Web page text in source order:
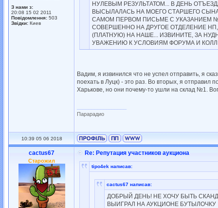
З нами з:
20:08 15 02 2011
Повідомлення: 503
Звідки: Киев
НУЛЕВЫМ РЕЗУЛЬТАТОМ... В ДЕНЬ
ВЫСЫЛАЛАСЬ НА МОЕГО СТАРШЕГО
САМОМ ПЕРВОМ ПИСЬМЕ С УКАЗАНИЕМ
СОВЕРШЕННО НА ДРУГОЕ ОТДЕЛЕНИЕ
(ПЛАТНУЮ) НА НАШЕ... ИЗВИНИТЕ, ЗА
УВАЖЕНИЮ К УСЛОВИЯМ ФОРУМА И
Вадим, я извинился что не успел отправить, я
поехать в Луцк) - это раз. Во вторых, я отправил
Харькове, но они почему-то ушли на склад №1.
Парарадио
10:39 05 06 2018
cactus67
Старожил
Re: Репутация участников аукциона
tipo4ek написав:
cactus67 написав:
ДОБРЫЙ ДЕНЬ! НЕ ХОЧУ БЫТЬ
ВЫИГРАЛ НА АУКЦИОНЕ БУТЫЛОЧКУ